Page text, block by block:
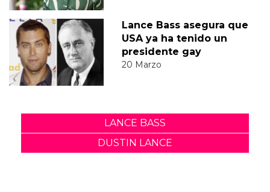
Lance Bass asegura que
USA ya ha tenido un
presidente gay
20 Marzo
LANCE BASS
DUSTIN LANCE